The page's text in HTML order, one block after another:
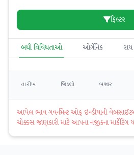
ફિલ્ટર
બધી વિવિધતાઓ ઓર્ગેનિક રાય
તારીખ જિલ્લો બજાર
આપેલ ભાવ ગવર્નમેન્ટ ઓફ ઇન્ડીયાની
ચોક્કસ જાણકારી માટે આપના નજીકના માર્કેટિંગ